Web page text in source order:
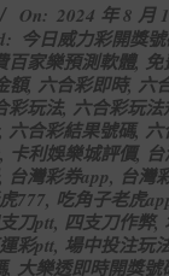
On: 2024 年 8 月
今日威力彩開獎
百家樂預測軟體, 免
額, 六合彩即時, 六
彩玩法, 六合彩玩法
, 六合彩結果號碼, 六
, 卡利娛樂城評價,
, 台灣彩券app, 台灣
777, 吃角子老虎
刀ptt, 四支刀作弊,
彩ptt, 場中投注玩
, 大樂透即時開獎號